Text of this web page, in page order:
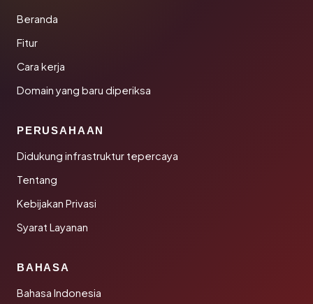
Beranda
Fitur
Cara kerja
Domain yang baru diperiksa
PERUSAHAAN
Didukung infrastruktur tepercaya
Tentang
Kebijakan Privasi
Syarat Layanan
BAHASA
Bahasa Indonesia